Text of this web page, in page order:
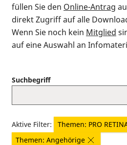
füllen Sie den Online-Antrag
direkt Zugriff auf alle
Wenn Sie noch kein Mitglied
auf eine Auswahl an
Suchbegriff
Aktive Filter:
Themen: PRO
Themen: Angehörige